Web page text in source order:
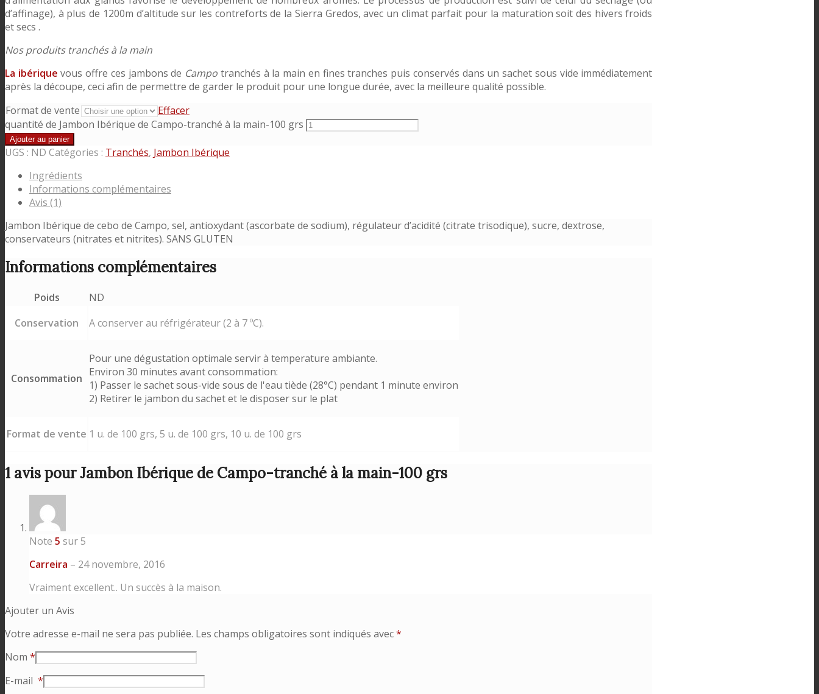
d’affinage), à plus de 1200m d’altitude sur les contreforts de la Sierra Gredos, avec un climat parfait pour la maturation soit des hivers froids
et secs .
Nos produits tranchés à la main
La ibérique vous offre ces jambons de Campo tranchés à la main en fines tranches puis conservés dans un sachet sous vide immédiatement
après la découpe, ceci afin de permettre de garder le produit pour une longue durée, avec la meilleure qualité possible.
Format de vente
Effacer
quantité de Jambon Ibérique de Campo-tranché à la main-100 grs
Ajouter au panier
UGS : ND Catégories : Tranchés, Jambon Ibérique
Ingrédients
Informations complémentaires
Avis (1)
Jambon Ibérique de cebo de Campo, sel, antioxydant (ascorbate de sodium), régulateur d’acidité (citrate trisodique), sucre, dextrose,
conservateurs (nitrates et nitrites). SANS GLUTEN
Informations complémentaires
Poids
ND
Conservation
A conserver au réfrigérateur (2 à 7 ºC).
Consommation
Pour une dégustation optimale servir à temperature ambiante.
Environ 30 minutes avant consommation:
1) Passer le sachet sous-vide sous de l'eau tiède (28°C) pendant 1 minute environ
2) Retirer le jambon du sachet et le disposer sur le plat
Format de vente 1 u. de 100 grs, 5 u. de 100 grs, 10 u. de 100 grs
1 avis pourJambon Ibérique de Campo-tranché à la main-100 grs
Note 5 sur 5
Carreira – 24 novembre, 2016
Vraiment excellent.. Un succès à la maison.
Ajouter un Avis
Votre adresse e-mail ne sera pas publiée. Les champs obligatoires sont indiqués avec*
Nom *
E-mail *